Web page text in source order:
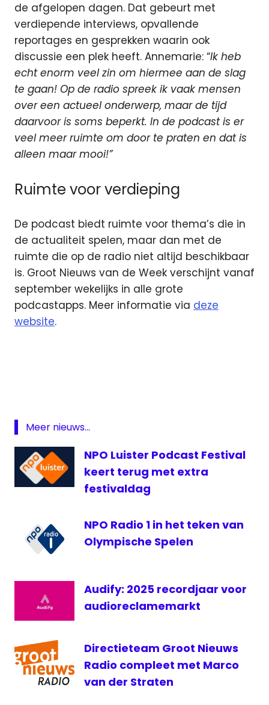
de afgelopen dagen. Dat gebeurt met
verdiepende interviews, opvallende
reportages en gesprekken waarin ook
discussie een plek heeft. Annemarie: “Ik heb
echt enorm veel zin om hiermee aan de slag
te gaan! Op de radio spreek ik vaak mensen
over een actueel onderwerp, maar de tijd
daarvoor is soms beperkt. In de podcast is er
veel meer ruimte om door te praten en dat is
alleen maar mooi!”
Ruimte voor verdieping
De podcast biedt ruimte voor thema’s die in
de actualiteit spelen, maar dan met de
ruimte die op de radio niet altijd beschikbaar
is. Groot Nieuws van de Week verschijnt vanaf
september wekelijks in alle grote
podcastapps. Meer informatie via deze
website.
van de
podcast
Meer nieuws...
NPO Luister Podcast Festival
keert terug met extra
festivaldag
NPO Radio 1 in het teken van
Olympische Spelen
Audify: 2025 recordjaar voor
audioreclamemarkt
Directieteam Groot Nieuws
Radio compleet met Marco
van der Straten